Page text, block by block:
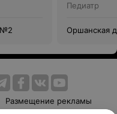
№2
Педиатр
Оршанская
Размещение рекламы